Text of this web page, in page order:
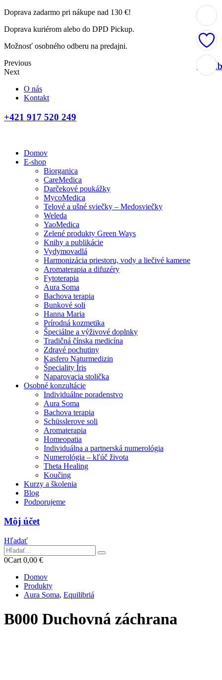
Doprava zadarmo pri nákupe nad 130 €!
Doprava kuriérom alebo do DPD Pickup.
Možnosť osobného odberu na predajni.
Previous
Next
O nás
Kontakt
+421 917 520 249
Domov
E-shop
Biorganica
CareMedica
Darčekové poukážky
MycoMedica
Telové a ušné sviečky – Medosviečky
Weleda
YaoMedica
Zelené produkty Green Ways
Knihy a publikácie
Vydymovadlá
Harmonizácia priestoru, vody a liečivé kamene
Aromaterapia a difuzéry
Fytoterapia
Aura Soma
Bachova terapia
Bunkové soli
Hanna Maria
Prírodná kozmetika
Špeciálne a výživové doplnky
Tradičná čínska medicína
Zdravé pochutiny
Kasfero Naturmedizin
Špeciality Íris
Naparovacia stolička
Osobné konzultácie
Individuálne poradenstvo
Aura Soma
Bachova terapia
Schüsslerove soli
Aromaterapia
Homeopatia
Individuálna a partnerská numerológia
Numerológia – kľúč života
Theta Healing
Koučing
Kurzy a školenia
Blog
Podporujeme
Môj účet
Hľadať
0Cart 0,00 €
Domov
Produkty
Aura Soma, Equilibriá
B000 Duchovná záchrana